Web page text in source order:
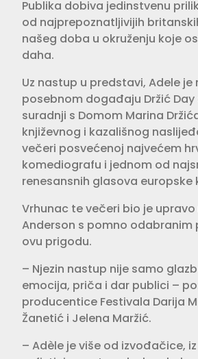
Publika dobiva jedinstvenu
od najprepoznatljivijih
našeg doba u okruženju koje
daha.
Uz nastup u predstavi, Adele
posebnom događaju Držić
suradnji s Domom Marina
književnog i kazališnog
večeri posvećenoj najvećem
komediografu i jednom od
renesansnih glasova europske
Vrhunac te večeri bio je
Anderson s pomno odabranim
ovu prigodu.
– Njezin nastup nije samo
emocija, priča i dar publici –
producentice Festivala Darija
Žanetić i Jelena Maržić.
– Adèle je više od izvođačice,